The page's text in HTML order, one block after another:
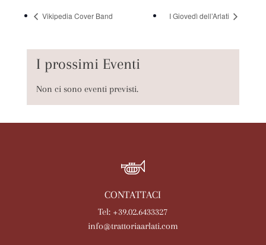
Vikipedia Cover Band I Giovedì dell’Arlati
I prossimi Eventi
Non ci sono eventi previsti.
CONTATTACI
Tel: +39.02.6433327
info@trattoriaarlati.com